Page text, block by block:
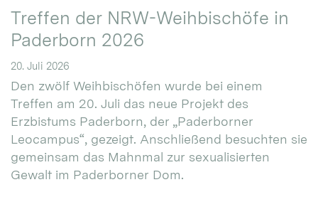
Treffen der NRW-Weihbischöfe in
Paderborn 2026
20. Juli 2026
Den zwölf Weihbischöfen wurde bei einem
Treffen am 20. Juli das neue Projekt des
Erzbistums Paderborn, der „Paderborner
Leocampus“, gezeigt. Anschließend besuchten sie
gemeinsam das Mahnmal zur sexualisierten
Gewalt im Paderborner Dom.